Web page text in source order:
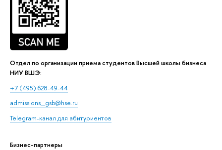
Отдел по организации приема студентов Высшей школы бизнеса
НИУ ВШЭ:
+7 (495) 628-49-44
admissions_gsb@hse.ru
Telegram-канал для абитуриентов
Бизнес-партнеры